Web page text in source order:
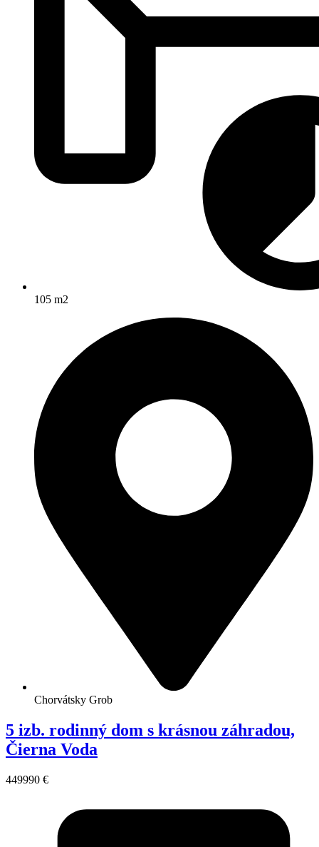
105 m2
Chorvátsky Grob
5 izb. rodinný dom s krásnou záhradou,
Čierna Voda
449990 €